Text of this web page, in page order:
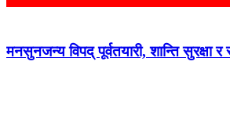
मनसुनजन्य विपद् पूर्वतयारी, शान्ति सुरक्षा